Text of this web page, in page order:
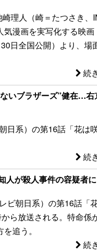
理人（崎＝たつさき、
気漫画を実写化する映画
日全国公開）より、場
続
いブラザーズ”健在…
日系）の第16話「花は
続
が殺人事件の容疑者に
ビ朝日系）の第16話「
ら放送される。特命係
追う。
続